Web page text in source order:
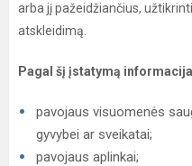
arba jį pažeidžiančius,
atskleidimą.
Pagal šį įstatymą
pavojaus visuomenės
gyvybei ar sveikatai;
pavojaus aplinkai;